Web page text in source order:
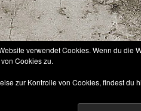
verwendet Cookies. Wenn du die
Cookies zu.
zur Kontrolle von Cookies, findest du